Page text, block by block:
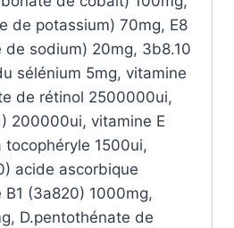
de potassium) 70mg, E8
de sodium) 20mg, 3b8.10
sélénium 5mg, vitamine
de rétinol 2500000ui,
200000ui, vitamine E
1500ui,
acide ascorbique
(3a820) 1000mg,
D.pentothénate de